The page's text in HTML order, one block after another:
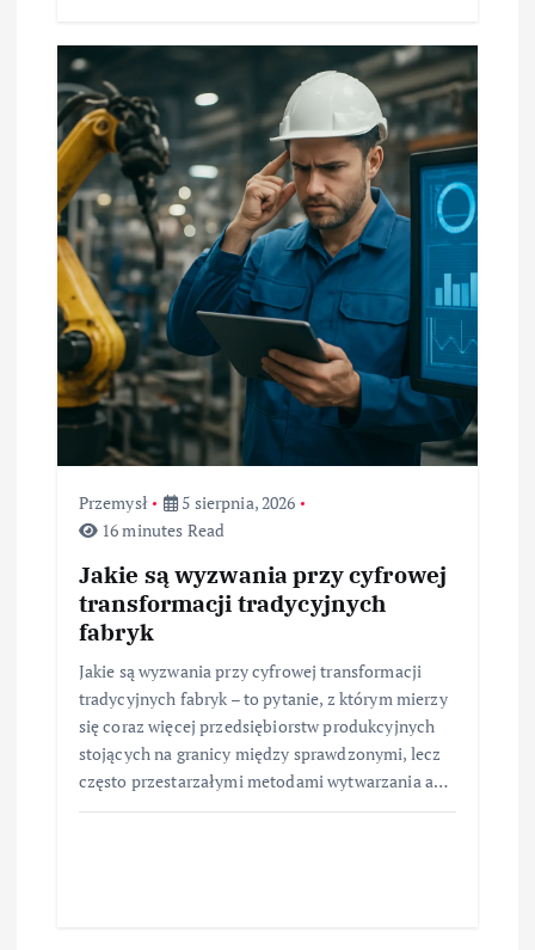
Przemysł
5 sierpnia, 2026
16 minutes Read
Jakie są wyzwania przy cyfrowej
transformacji tradycyjnych
fabryk
Jakie są wyzwania przy cyfrowej transformacji
tradycyjnych fabryk – to pytanie, z którym mierzy
się coraz więcej przedsiębiorstw produkcyjnych
stojących na granicy między sprawdzonymi, lecz
często przestarzałymi metodami wytwarzania a…